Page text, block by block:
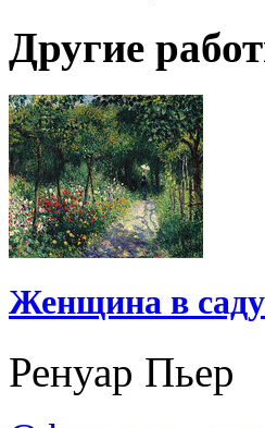
Другие
Женщина в саду
Ренуар Пьер